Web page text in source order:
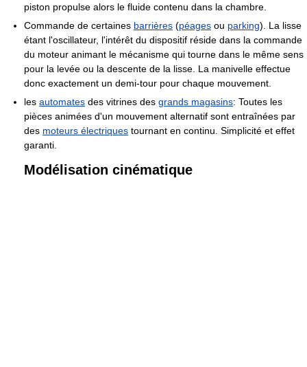
piston propulse alors le fluide contenu dans la chambre.
Commande de certaines barrières (péages ou parking). La lisse
étant l'oscillateur, l'intérêt du dispositif réside dans la commande
du moteur animant le mécanisme qui tourne dans le même sens
pour la levée ou la descente de la lisse. La manivelle effectue
donc exactement un demi-tour pour chaque mouvement.
les automates des vitrines des grands magasins: Toutes les
pièces animées d'un mouvement alternatif sont entraînées par
des moteurs électriques tournant en continu. Simplicité et effet
garanti.
Modélisation cinématique